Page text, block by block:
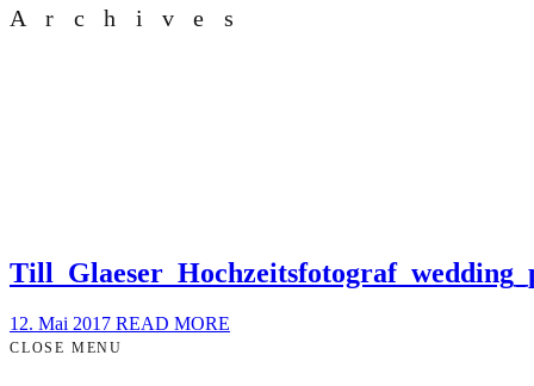
Archives
12. Mai 2017 READ MORE
CLOSE MENU